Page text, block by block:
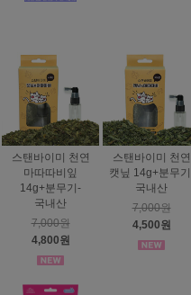
스탠바이미 천연
마따따비잎
14g+분무기-
국내산
7,000원
4,800원
스탠바이미 천연
캣닢 14g+분무
국내산
7,000원
4,500원